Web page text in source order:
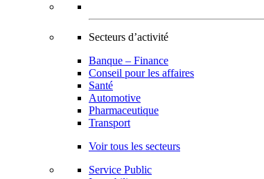
Secteurs d’activité
Banque – Finance
Conseil pour les affaires
Santé
Automotive
Pharmaceutique
Transport
Voir tous les secteurs
Service Public